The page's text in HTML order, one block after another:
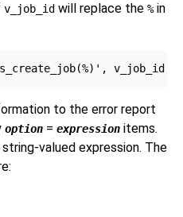
v_job_id will replace the %in
to the error report
option = expression items.
string-valued expression. The